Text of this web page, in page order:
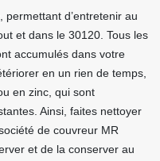
d’entretenir au
et dans le 30120. Tous les
accumulés dans votre
en un rien de temps,
en zinc, qui sont
Ainsi, faites nettoyer
de couvreur MR
et de la conserver au